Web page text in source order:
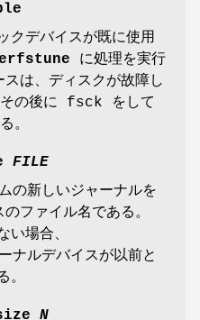
クデバイスが既に使用
に処理を実行
は、ディスクが故障し
の後に fsck をして
。
FILE
の新しいジャーナルを
ファイル名である。
い場合、
ルデバイスが以前と
。
N